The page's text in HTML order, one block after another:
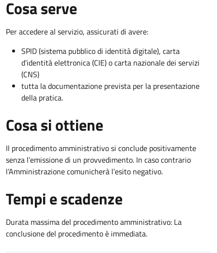
Cosa serve
Per accedere al servizio, assicurati di avere:
SPID (sistema pubblico di identità digitale), carta
d’identità elettronica (CIE) o carta nazionale dei servizi
(CNS)
tutta la documentazione prevista per la presentazione
della pratica.
Cosa si ottiene
Il procedimento amministrativo si conclude positivamente
senza l’emissione di un provvedimento. In caso contrario
l’Amministrazione comunicherà l’esito negativo.
Tempi e scadenze
Durata massima del procedimento amministrativo: La
conclusione del procedimento è immediata.